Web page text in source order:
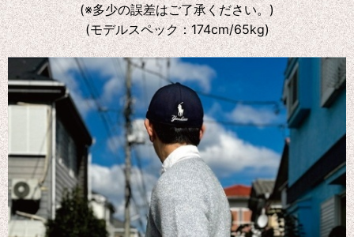
(※多少の誤差はご了承ください。)
(モデルスペック：174cm/65kg)